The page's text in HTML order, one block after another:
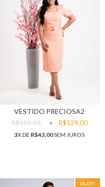
VESTIDO PRECIOSA2
R$169,90
R$129,00
3X DE R$43,00SEM JUROS
0% OFF